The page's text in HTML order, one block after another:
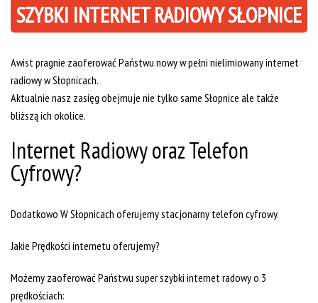
SZYBKI INTERNET RADIOWY SŁOPNICE
Awist pragnie zaoferować Państwu nowy w pełni nielimiowany internet
radiowy w Słopnicach.
Aktualnie nasz zasięg obejmuje nie tylko same Słopnice ale także
bliższą ich okolice.
Internet Radiowy oraz Telefon
Cyfrowy?
Dodatkowo W Słopnicach oferujemy stacjonarny telefon cyfrowy.
Jakie Prędkości internetu oferujemy?
Możemy zaoferować Państwu super szybki internet radowy o 3
prędkościach: